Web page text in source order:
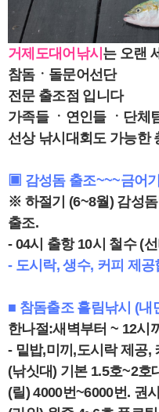
거제도대어낚시 는 오랜
참돔ㆍ돌문어선단
전문 출조점 입니다
가족들 ㆍ연인들 ㆍ단체
선상 낚시대회도 가능한
▣ 감성돔 출조~~~금어
※ 하절기 (6~8월) 감성
출조.
- 04시 출항 10시 철수 (
- 도시락, 생수, 커피 제공
■ 참돔출조 흘림낚시 (내
한나절:새벽부터 ~ 12시
- 밑밥,미끼,도시락 제공,
(낚싯대) 기본 1.5호~2호
(릴) 4000번~6000번. 권